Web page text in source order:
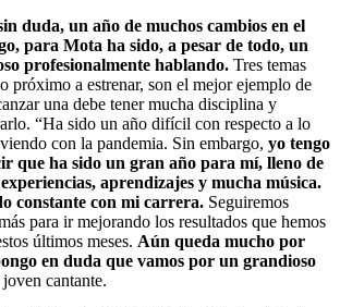
duda, un año de muchos cambios en el
para Mota ha sido, a pesar de todo, un
profesionalmente hablando. Tres temas
próximo a estrenar, son el mejor ejemplo de
una debe tener mucha disciplina y
“Ha sido un año difícil con respecto a lo
con la pandemia. Sin embargo, yo tengo
que ha sido un gran año para mí, lleno de
aprendizajes y mucha música.
constante con mi carrera. Seguiremos
para ir mejorando los resultados que hemos
últimos meses. Aún queda mucho por
en duda que vamos por un grandioso
cantante.